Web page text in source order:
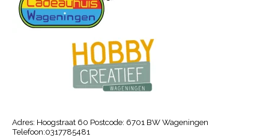
Adres: Hoogstraat 60 Postcode: 6701 BW Wageningen
Telefoon:0317785481